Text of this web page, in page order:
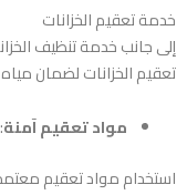
خدمة تعقيم الخزانات
إلى جانب خدمة تنظيف
تعقيم الخزانات لضمان
مواد تعقيم آمنة:
استخدام مواد تعقيم